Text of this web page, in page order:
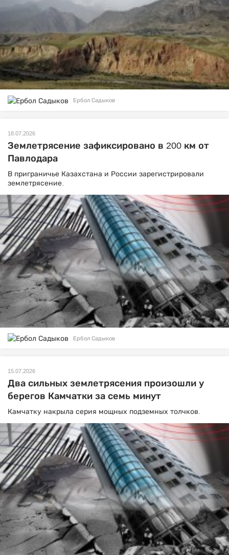
Ербол Садыков
18.07.2026
Землетрясение зафиксировано в 200 км от
Павлодара
В приграничье Казахстана и России зарегистрировали
землетрясение.
Ербол Садыков
15.07.2026
Два сильных землетрясения произошли у
берегов Камчатки за семь минут
Камчатку накрыла серия мощных подземных толчков.